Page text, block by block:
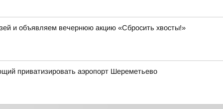
и объявляем вечернюю акцию «Сбросить хвосты!»
приватизировать аэропорт Шереметьево